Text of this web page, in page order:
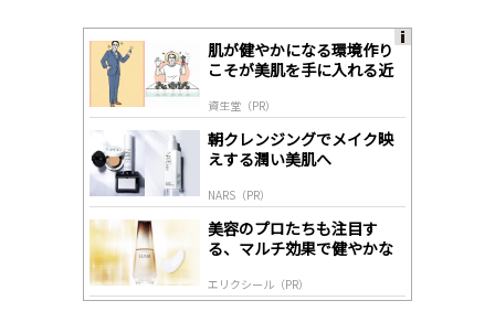
肌が健やかになる環境作り
こそが美肌を手に入れる近
資生堂（PR）
朝クレンジングでメイク映
えする潤い美肌へ
NARS（PR）
美容のプロたちも注目す
る、マルチ効果で健やかな
エリクシール（PR）